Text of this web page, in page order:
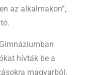
az alkalmakon”,
hívták be a
magyarból,